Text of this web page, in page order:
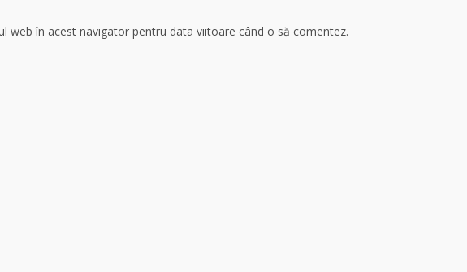
web în acest navigator pentru data viitoare când o să comentez.